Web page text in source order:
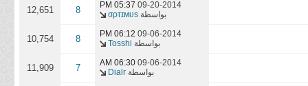
09-20-2014
05:37 PM
بواسطة σρτɪмυs
8
12,651
09-06-2014
06:12 PM
بواسطة Tosshi
8
10,754
09-06-2014
06:30 AM
بواسطة Dialr
7
11,909